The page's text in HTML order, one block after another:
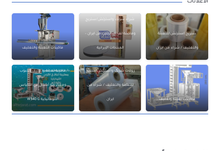
الاعلانات
ستريج استرتش للتعبئة
والتغليف / شراء من ايران
شراء شرنك واسترتش/ستريج
وماكينة لف استرتش من ايران –
المنتجات الإيرانية ماكينات التعبئة والتغليف
ماكينات تعبئة وتغليف
رولات شرنک واسترتش/ستریج
للتعبئة والتغليف / شراء من
ايران
ماكينة تعبئة وتغليف الحبوب
ومعكرونة أشكال في الأكياس
الأتوماتيكية W340 G